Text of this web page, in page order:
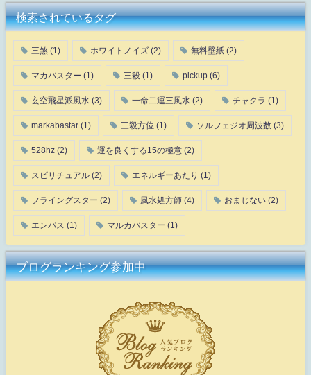
検索されているタグ
三煞 (1) ホワイトノイズ (2) 無料壁紙 (2)
マカバスター (1) 三殺 (1) pickup (6)
玄空飛星派風水 (3) 一命二運三風水 (2) チャクラ (1)
markabastar (1) 三殺方位 (1) ソルフェジオ周波数 (3)
528hz (2) 運を良くする15の極意 (2)
スピリチュアル (2) エネルギーあたり (1)
フライングスター (2) 風水処方師 (4) おまじない (2)
エンパス (1) マルカバスター (1)
ブログランキング参加中